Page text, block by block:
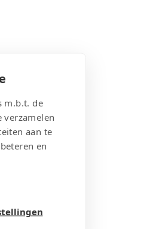
m.b.t. de
verzamelen
aan te
en